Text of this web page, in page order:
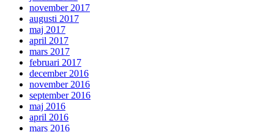
november 2017
augusti 2017
maj 2017
april 2017
mars 2017
februari 2017
december 2016
november 2016
september 2016
maj 2016
april 2016
mars 2016